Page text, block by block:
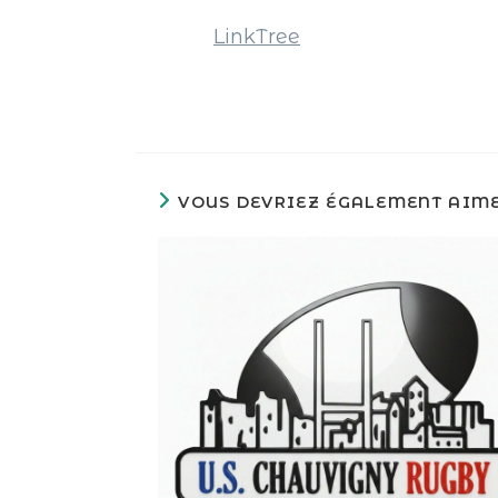
LinkTree
VOUS DEVRIEZ ÉGALEMENT